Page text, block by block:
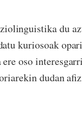
du
kuriosoak
oso
dudan